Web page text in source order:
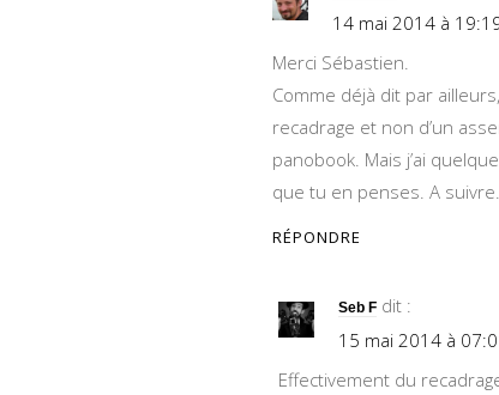
14 mai 2014 à
Merci Sébastien.
Comme déjà dit par
recadrage et non d’un
panobook. Mais j’ai
que tu en penses. A suivre…
RÉPONDRE
Seb F dit :
15 mai 2014 à
Effectivement du